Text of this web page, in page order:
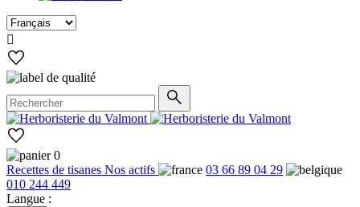

0
Recettes de tisanes Nos actifs
03 66 89 04 29
010 244 449
Langue :